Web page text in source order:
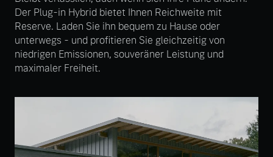
Mehr erfahren
Mehr erfahren
Mehr erfahren
Der Plug-in Hybrid bietet Ihnen Reichweite mit
Reserve. Laden Sie ihn bequem zu Hause oder
unterwegs - und profitieren Sie gleichzeitig von
niedrigen Emissionen, souveräner Leistung und
maximaler Freiheit.